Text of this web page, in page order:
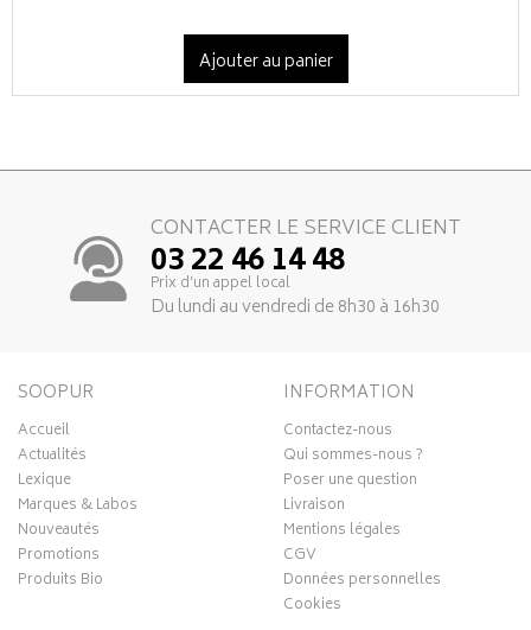
Ajouter au panier
CONTACTER LE SERVICE CLIENT
03 22 46 14 48
Prix d’un appel local
Du lundi au vendredi de 8h30 à 16h30
SOOPUR
Accueil
Actualités
Lexique
Marques & Labos
Nouveautés
Promotions
Produits Bio
INFORMATION
Contactez-nous
Qui sommes-nous ?
Poser une question
Livraison
Mentions légales
CGV
Données personnelles
Cookies